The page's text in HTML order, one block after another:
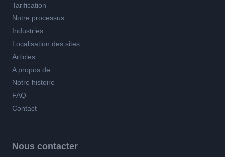
Tarification
Notre processus
Industries
Localisation des sites
Articles
A propos de
Notre histoire
FAQ
Contact
Nous contacter